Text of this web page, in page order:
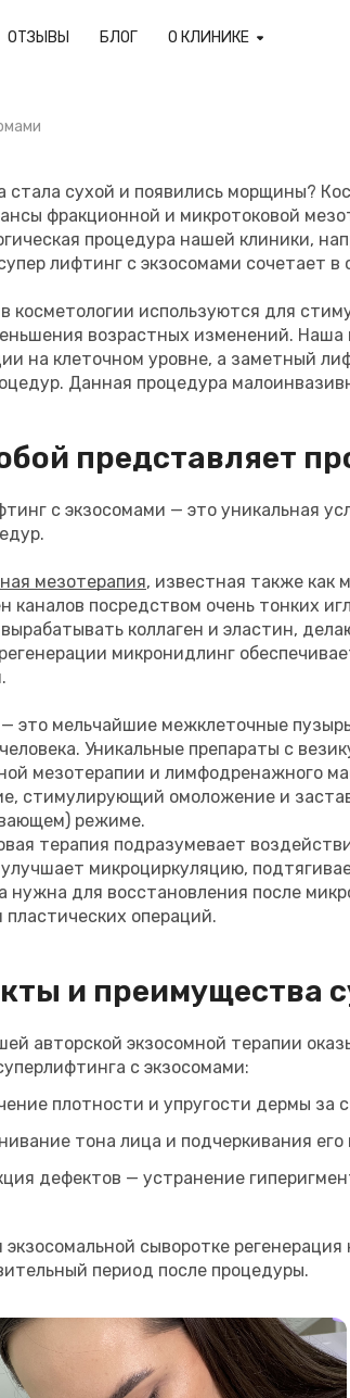
ОТЗЫВЫ БЛОГ
О КЛИНИКЕ
стала сухой и появились морщины?
фракционной и микротоковой
процедура нашей клиники,
лифтинг с экзосомами сочетает
косметологии используются для
возрастных изменений. Наша
на клеточном уровне, а заметный
Данная процедура
представляет
с экзосомами — это уникальная
мезотерапия, известная также как
каналов посредством очень тонких
коллаген и эластин,
микронидлинг
это мельчайшие межклеточные
Уникальные препараты с
мезотерапии и лимфодренажного
стимулирующий омоложение и
режиме.
терапия подразумевает
микроциркуляцию,
нужна для восстановления после
пластических операций.
и преимущества
авторской экзосомной терапии
с экзосомами:
плотности и упругости дермы за
тона лица и подчеркивания его
дефектов — устранение
экзосомальной сыворотке
период после процедуры.